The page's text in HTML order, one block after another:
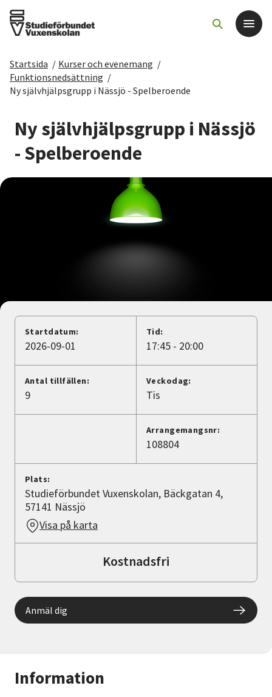
Det här gör vi
Sök kurser och evenemang
Lyssna
Startsida / Kurser och evenemang /
Funktionsnedsättning /
Ny självhjälpsgrupp i Nässjö - Spelberoende
Ny självhjälpsgrupp i Nässjö
- Spelberoende
Information
Startdatum:
2026-09-01
Tid:
17:45 - 20:00
Antal tillfällen:
9
Veckodag:
Tis
Arrangemangsnr:
108804
Plats:
Studieförbundet Vuxenskolan, Bäckgatan 4,
57141 Nässjö
Visa på karta
Kostnadsfri
Anmäl dig